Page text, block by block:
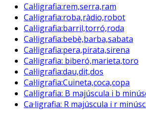
Cal·ligrafia:rem,serra,ram
Cal·ligrafia:roba,ràdio,robot
Cal·ligrafia:barril,torró,roda
Cal·ligrafia:bebè,barba,sabata
Cal·ligrafia:pera,pirata,sirena
Cal·ligrafia: biberó,marieta,toro
Cal·ligrafia:dau,dit,dos
Cal·ligrafia:Cuineta,coca,copa
Cal·ligrafia: B majúscula i b
Ca·ligrafia: R majúscula i r